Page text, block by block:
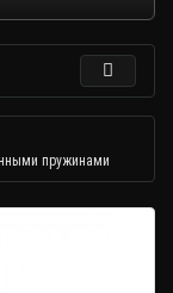
пружинами